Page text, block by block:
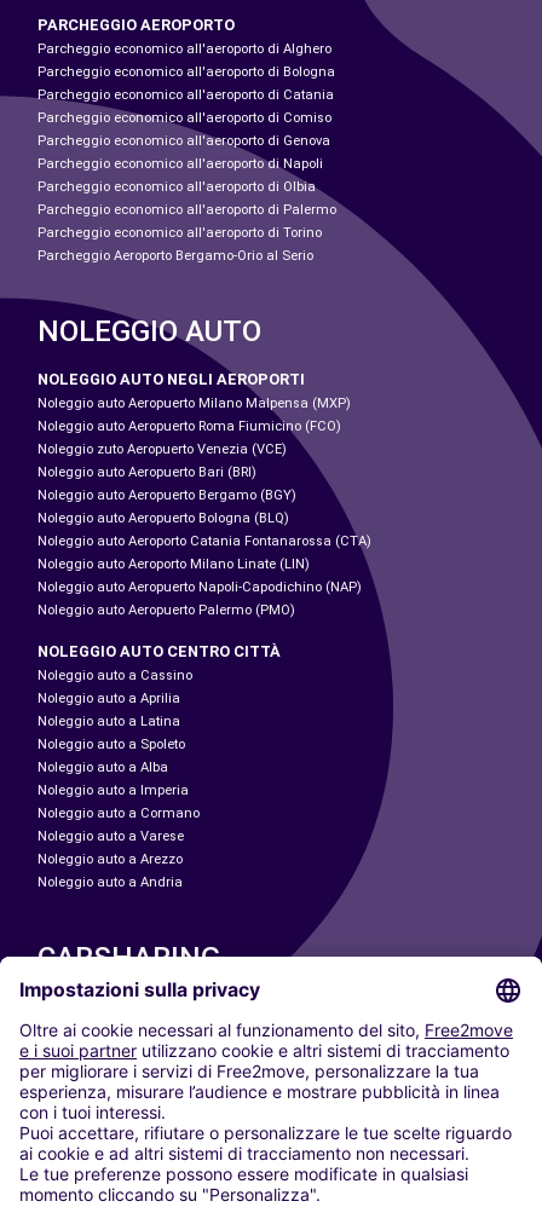
PARCHEGGIO AEROPORTO
Parcheggio economico all'aeroporto di Alghero
Parcheggio economico all'aeroporto di Bologna
Parcheggio economico all'aeroporto di Catania
Parcheggio economico all'aeroporto di Comiso
Parcheggio economico all'aeroporto di Genova
Parcheggio economico all'aeroporto di Napoli
Parcheggio economico all'aeroporto di Olbia
Parcheggio economico all'aeroporto di Palermo
Parcheggio economico all'aeroporto di Torino
Parcheggio Aeroporto Bergamo-Orio al Serio
NOLEGGIO AUTO
NOLEGGIO AUTO NEGLI AEROPORTI
Noleggio auto Aeropuerto Milano Malpensa (MXP)
Noleggio auto Aeropuerto Roma Fiumicino (FCO)
Noleggio zuto Aeropuerto Venezia (VCE)
Noleggio auto Aeropuerto Bari (BRI)
Noleggio auto Aeropuerto Bergamo (BGY)
Noleggio auto Aeropuerto Bologna (BLQ)
Noleggio auto Aeroporto Catania Fontanarossa (CTA)
Noleggio auto Aeroporto Milano Linate (LIN)
Noleggio auto Aeropuerto Napoli-Capodichino (NAP)
Noleggio auto Aeropuerto Palermo (PMO)
NOLEGGIO AUTO CENTRO CITTÀ
Noleggio auto a Cassino
Noleggio auto a Aprilia
Noleggio auto a Latina
Noleggio auto a Spoleto
Noleggio auto a Alba
Noleggio auto a Imperia
Noleggio auto a Cormano
Noleggio auto a Varese
Noleggio auto a Arezzo
Noleggio auto a Andria
CARSHARING
LE NOSTRE CITTÀ
Paris
Madrid
Washington DC
Milano
Roma
Torino
Vienna
Berlino